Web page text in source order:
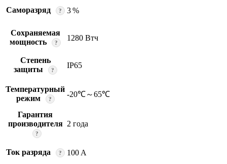
Саморазряд ? 3 %
Сохраняемая
мощность
?
1280 Втч
Степень
защиты
?
IP65
Температурный
режим
?
-20℃～65℃
Гарантия
производителя
?
2 года
Ток разряда ? 100 A